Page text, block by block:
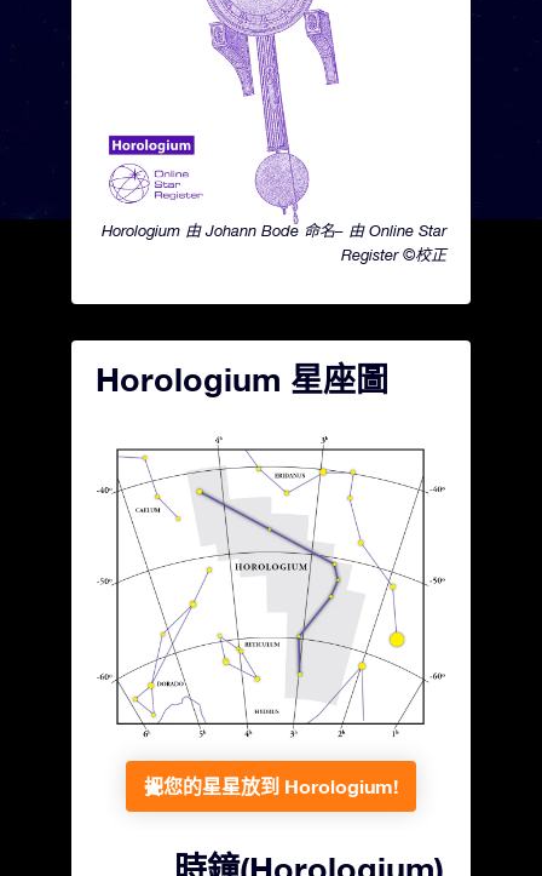
Horologium 由 Johann Bode 命名– 由 Online Star
Register ©校正
Horologium 星座圖
把您的星星放到 Horologium!